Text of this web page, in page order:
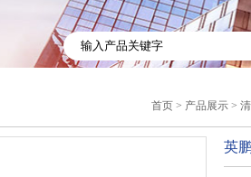
首页 > 产品展示 >
英